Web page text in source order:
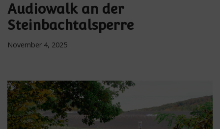
Audiowalk an der
Steinbachtalsperre
November 4, 2025